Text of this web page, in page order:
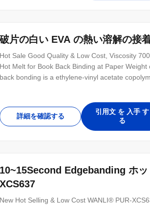
破片の白い EVA の熱い溶解の接
Hot Sale Good Quality & Low Cost, Viscosity
Hot Melt for Book Back Binding at Paper
back bonding is a ethylene-vinyl acetate
詳細を確認する
引用文 を 入手 す
る
10~15Second Edgebanding ホ
XCS637
New Hot Selling & Low Cost WANLI® PUR-